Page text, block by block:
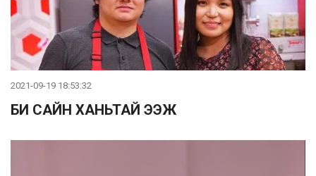
2021-09-19 18:53:32
БИ САЙН ХАНЬТАЙ ЭЭЖ